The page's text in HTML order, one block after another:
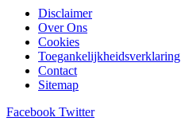
Disclaimer
Over Ons
Cookies
Toegankelijkheidsverklaring
Contact
Sitemap
Facebook Twitter